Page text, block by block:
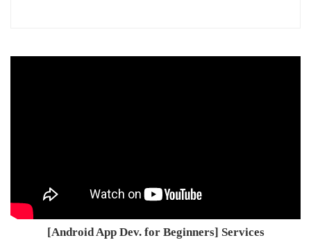
[Android App Dev. for Beginners] Services